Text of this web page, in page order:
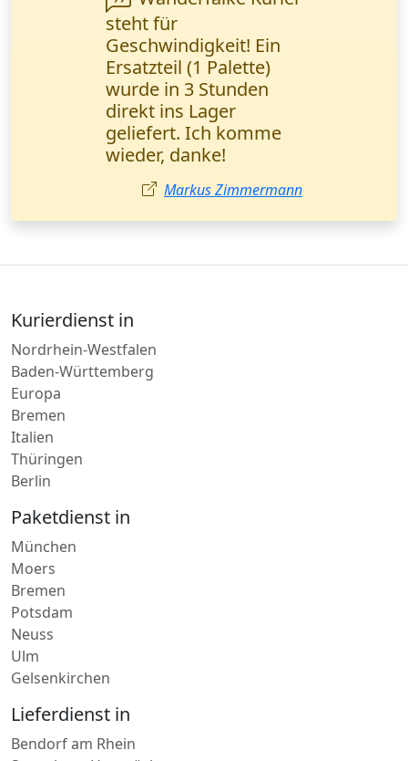
dringende Lieferung
von Kleingut (1 Palette)
bestellt. Alles schnell,
aber der Fahrer war
wegen Stau leicht
verspätet. Insgesamt
guter Service.
Matthias Bauer
Kurierdienst in
Nordrhein-Westfalen
Baden-Württemberg
Europa
Bremen
Italien
Thüringen
Berlin
Paketdienst in
München
Moers
Bremen
Potsdam
Neuss
Ulm
Gelsenkirchen
Lieferdienst in
Bendorf am Rhein